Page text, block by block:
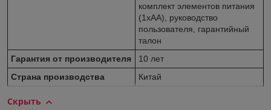
комплект элементов питания
(1хAA), руководство
пользователя, гарантийный
талон
Гарантия от производителя
10 лет
Страна производства
Китай
Скрыть